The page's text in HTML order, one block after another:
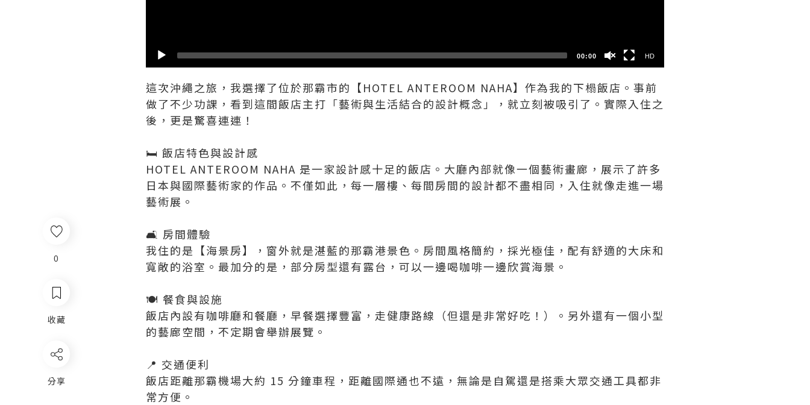
0
收藏
分享
00:00 HD
這次沖繩之旅，我選擇了位於那霸市的【HOTEL ANTEROOM NAHA】作為我的下榻飯店。事前
做了不少功課，看到這間飯店主打「藝術與生活結合的設計概念」，就立刻被吸引了。實際入住之
後，更是驚喜連連！
🛏️ 飯店特色與設計感
HOTEL ANTEROOM NAHA 是一家設計感十足的飯店。大廳內部就像一個藝術畫廊，展示了許多
日本與國際藝術家的作品。不僅如此，每一層樓、每間房間的設計都不盡相同，入住就像走進一場
藝術展。
🛋️ 房間體驗
我住的是【海景房】，窗外就是湛藍的那霸港景色。房間風格簡約，採光極佳，配有舒適的大床和
寬敞的浴室。最加分的是，部分房型還有露台，可以一邊喝咖啡一邊欣賞海景。
🍽️ 餐食與設施
飯店內設有咖啡廳和餐廳，早餐選擇豐富，走健康路線（但還是非常好吃！）。另外還有一個小型
的藝廊空間，不定期會舉辦展覽。
📍 交通便利
飯店距離那霸機場大約 15 分鐘車程，距離國際通也不遠，無論是自駕還是搭乘大眾交通工具都非
常方便。